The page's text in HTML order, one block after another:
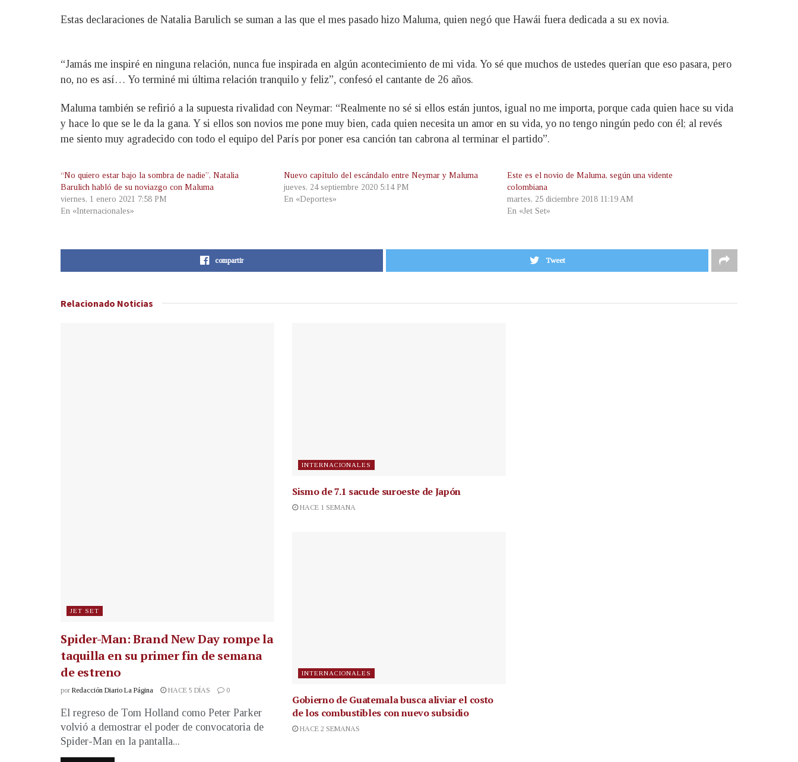
Estas declaraciones de Natalia Barulich se suman a las que el mes pasado hizo Maluma, quien negó que Hawái fuera dedicada a su ex novia.
“Jamás me inspiré en ninguna relación, nunca fue inspirada en algún acontecimiento de mi vida. Yo sé que muchos de ustedes querían que eso pasara, pero
no, no es así… Yo terminé mi última relación tranquilo y feliz”, confesó el cantante de 26 años.
Maluma también se refirió a la supuesta rivalidad con Neymar: “Realmente no sé si ellos están juntos, igual no me importa, porque cada quien hace su vida
y hace lo que se le da la gana. Y si ellos son novios me pone muy bien, cada quien necesita un amor en su vida, yo no tengo ningún pedo con él; al revés
me siento muy agradecido con todo el equipo del París por poner esa canción tan cabrona al terminar el partido”.
“No quiero estar bajo la sombra de nadie”, Natalia
Barulich habló de su noviazgo con Maluma
viernes, 1 enero 2021 7:58 PM
En «Internacionales»
Nuevo capítulo del escándalo entre Neymar y Maluma
jueves, 24 septiembre 2020 5:14 PM
En «Deportes»
Este es el novio de Maluma, según una vidente
colombiana
martes, 25 diciembre 2018 11:19 AM
En «Jet Set»
compartir Tweet
Relacionado Noticias
JET SET
Spider-Man: Brand New Day rompe la
taquilla en su primer fin de semana
de estreno
por Redacción Diario La Página HACE 5 DÍAS 0
El regreso de Tom Holland como Peter Parker
volvió a demostrar el poder de convocatoria de
Spider-Man en la pantalla...
INTERNACIONALES
Sismo de 7.1 sacude suroeste de Japón
HACE 1 SEMANA
INTERNACIONALES
Gobierno de Guatemala busca aliviar el costo
de los combustibles con nuevo subsidio
HACE 2 SEMANAS